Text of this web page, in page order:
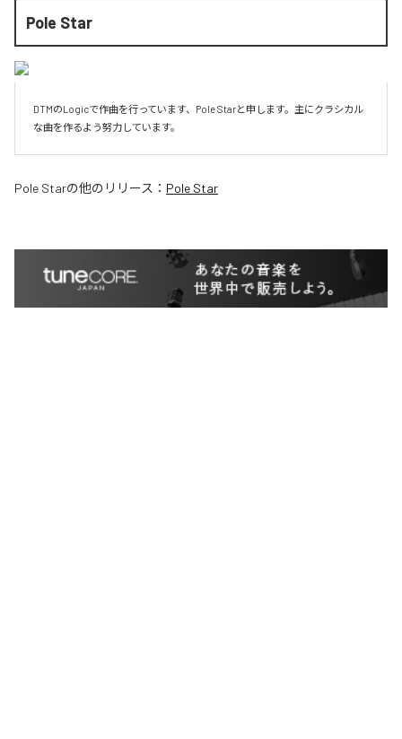
Pole Star
DTMのLogicで作曲を行っています、Pole Starと申します。主にクラシカル
な曲を作るよう努力しています。
Pole Starの他のリリース： Pole Star